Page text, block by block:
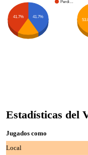
Perdi…
41.7%
41.7%
Estadísticas del
Jugados como
Local